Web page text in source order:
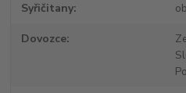
Syřičitany
Dovozce